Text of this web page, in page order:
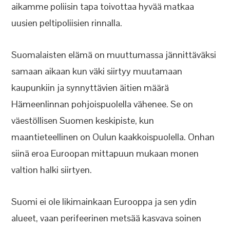
aikamme poliisin tapa toivottaa hyvää matkaa
uusien peltipoliisien rinnalla.
Suomalaisten elämä on muuttumassa jännittäväksi
samaan aikaan kun väki siirtyy muutamaan
kaupunkiin ja synnyttävien äitien määrä
Hämeenlinnan pohjoispuolella vähenee. Se on
väestöllisen Suomen keskipiste, kun
maantieteellinen on Oulun kaakkoispuolella. Onhan
siinä eroa Euroopan mittapuun mukaan monen
valtion halki siirtyen.
Suomi ei ole likimainkaan Eurooppa ja sen ydin
alueet, vaan perifeerinen metsää kasvava soinen